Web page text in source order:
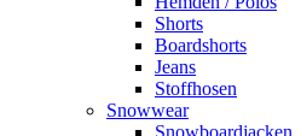
Shorts
Boardshorts
Jeans
Stoffhosen
Snowwear
Snowboardjacken